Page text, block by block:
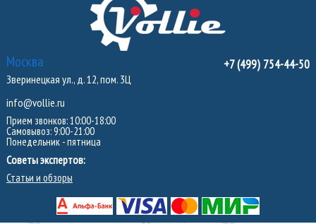
Москва
Зверинецкая ул., д. 12, пом. 3Ц
info@vollie.ru
Прием звонков: 10:00-18:00
Самовывоз: 9:00-21:00
Понедельник - пятница
Советы экспертов:
Статьи и обзоры
+7 (499) 754-44-50